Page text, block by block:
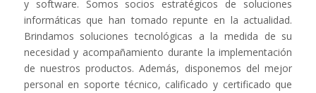
y software. Somos socios estratégicos de soluciones
informáticas que han tomado repunte en la actualidad.
Brindamos soluciones tecnológicas a la medida de su
necesidad y acompañamiento durante la implementación
de nuestros productos. Además, disponemos del mejor
personal en soporte técnico, calificado y certificado que